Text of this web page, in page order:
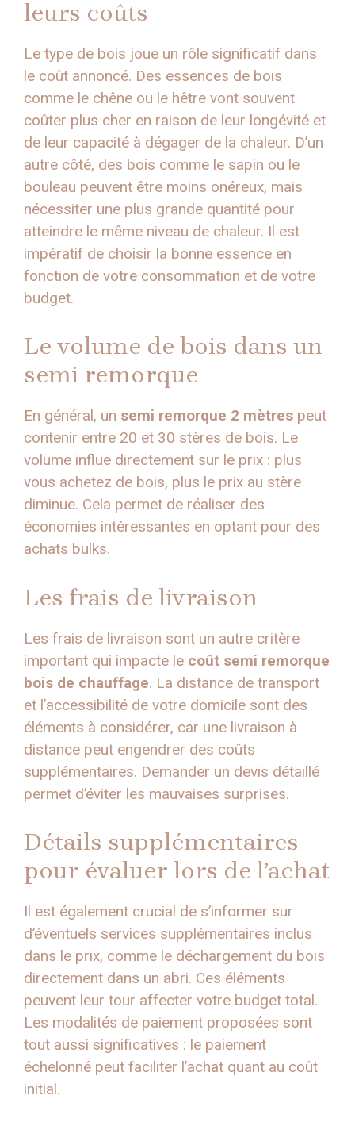
leurs coûts
Le type de bois joue un rôle significatif dans
le coût annoncé. Des essences de bois
comme le chêne ou le hêtre vont souvent
coûter plus cher en raison de leur longévité et
de leur capacité à dégager de la chaleur. D’un
autre côté, des bois comme le sapin ou le
bouleau peuvent être moins onéreux, mais
nécessiter une plus grande quantité pour
atteindre le même niveau de chaleur. Il est
impératif de choisir la bonne essence en
fonction de votre consommation et de votre
budget.
Le volume de bois dans un
semi remorque
En général, un semi remorque 2 mètres peut
contenir entre 20 et 30 stères de bois. Le
volume influe directement sur le prix : plus
vous achetez de bois, plus le prix au stère
diminue. Cela permet de réaliser des
économies intéressantes en optant pour des
achats bulks.
Les frais de livraison
Les frais de livraison sont un autre critère
important qui impacte le coût semi remorque
bois de chauffage. La distance de transport
et l’accessibilité de votre domicile sont des
éléments à considérer, car une livraison à
distance peut engendrer des coûts
supplémentaires. Demander un devis détaillé
permet d’éviter les mauvaises surprises.
Détails supplémentaires
pour évaluer lors de l’achat
Il est également crucial de s’informer sur
d’éventuels services supplémentaires inclus
dans le prix, comme le déchargement du bois
directement dans un abri. Ces éléments
peuvent leur tour affecter votre budget total.
Les modalités de paiement proposées sont
tout aussi significatives : le paiement
échelonné peut faciliter l’achat quant au coût
initial.